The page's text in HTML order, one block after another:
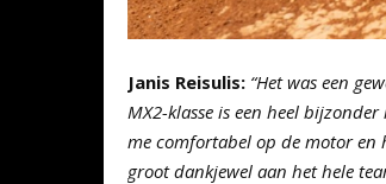
Janis Reisulis: “Het was een
MX2-klasse is een heel
me comfortabel op de motor en
groot dankjewel aan het hele